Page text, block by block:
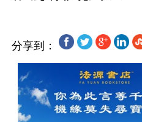
分享到：